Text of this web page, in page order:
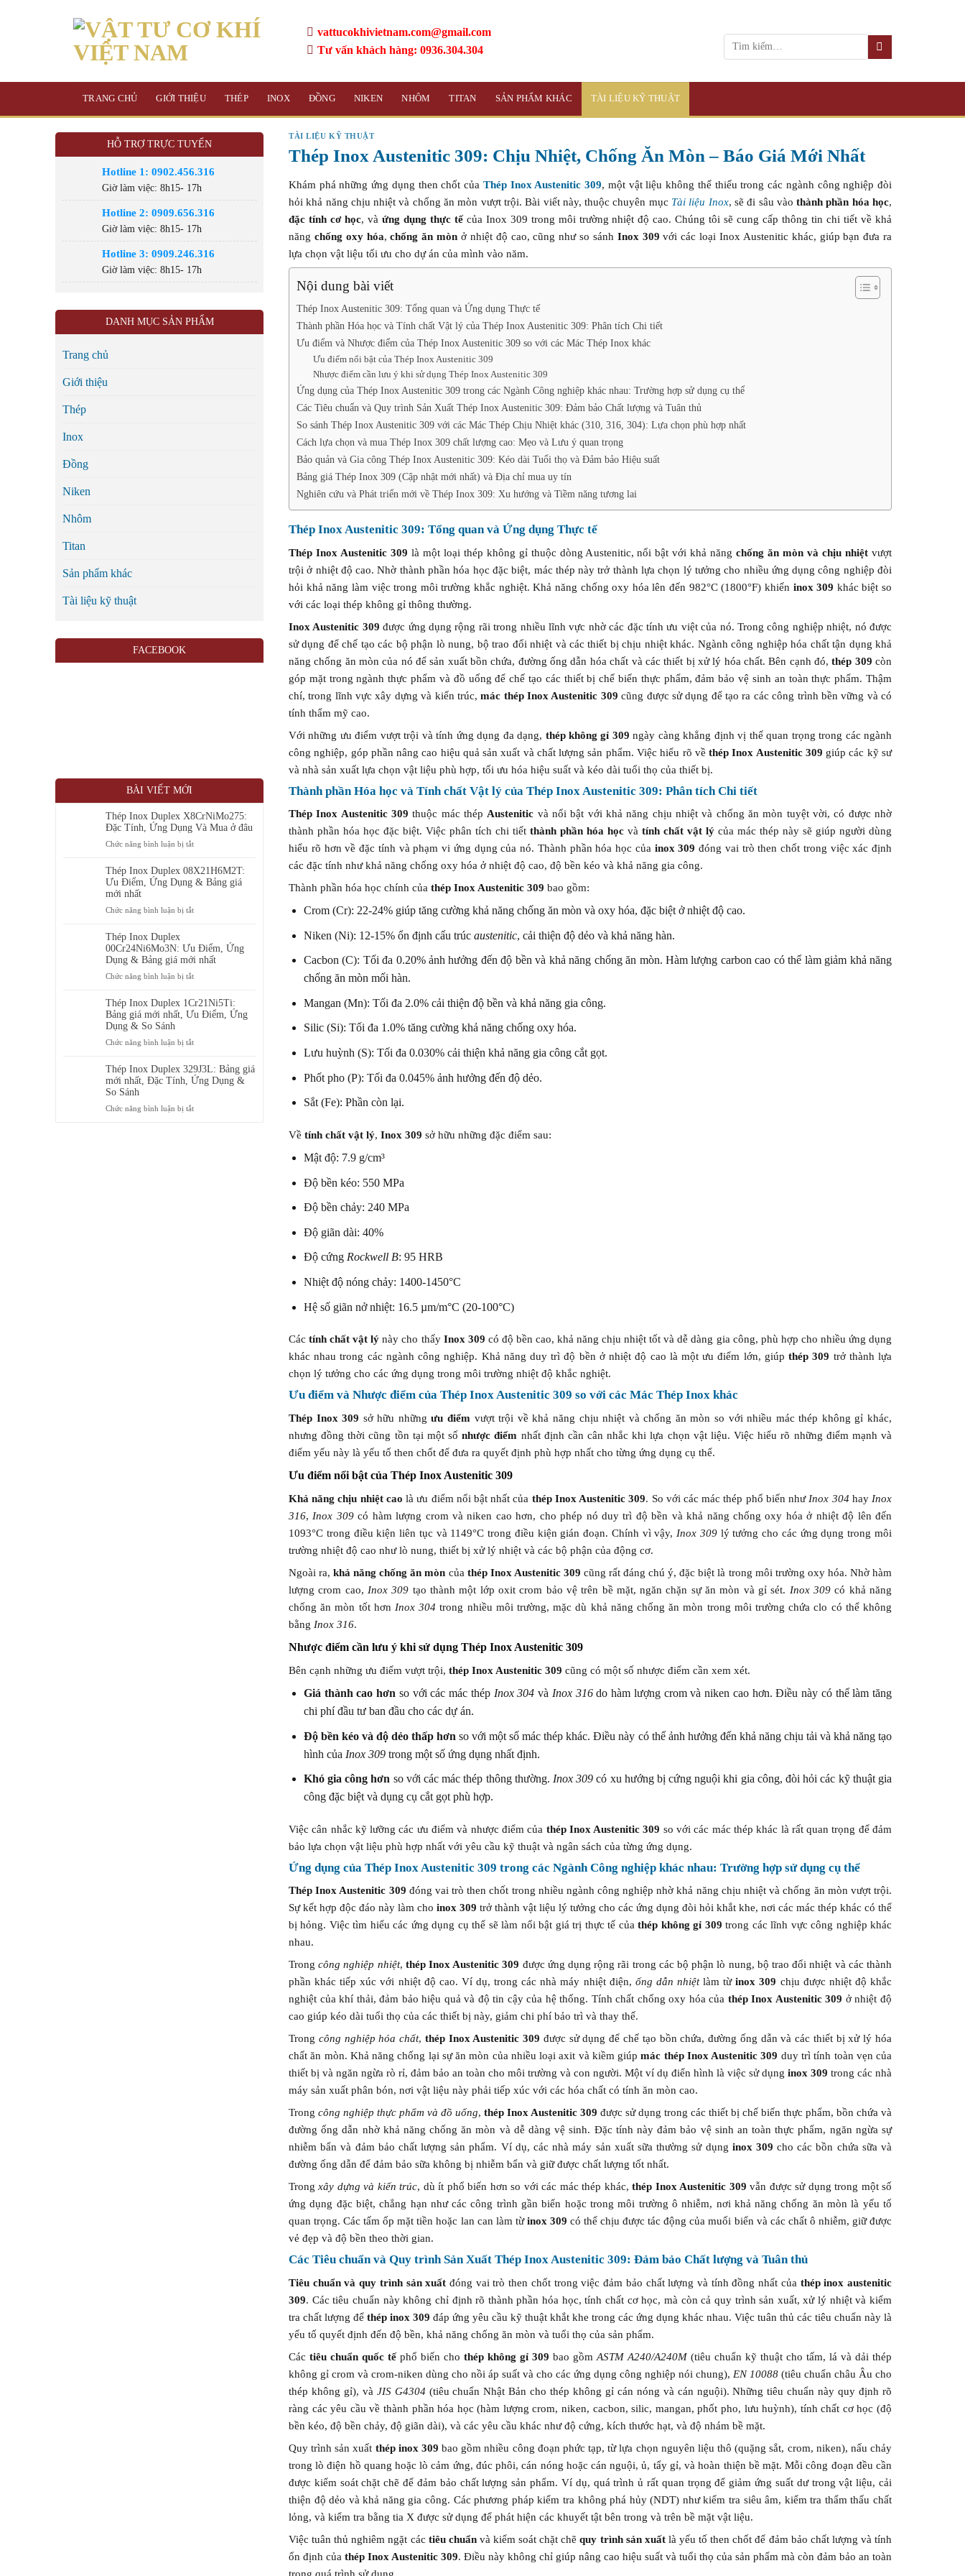
vattucokhivietnam.com@gmail.com
Tư vấn khách hàng: 0936.304.304
TRANG CHỦ GIỚI THIỆU THÉP INOX ĐỒNG NIKEN NHÔM TITAN SẢN PHẨM KHÁC TÀI LIỆU KỸ THUẬT
HỖ TRỢ TRỰC TUYẾN
Hotline 1: 0902.456.316
Giờ làm việc: 8h15- 17h
Hotline 2: 0909.656.316
Giờ làm việc: 8h15- 17h
Hotline 3: 0909.246.316
Giờ làm việc: 8h15- 17h
DANH MỤC SẢN PHẨM
Trang chủ
Giới thiệu
Thép
Inox
Đồng
Niken
Nhôm
Titan
Sản phẩm khác
Tài liệu kỹ thuật
FACEBOOK
BÀI VIẾT MỚI
Thép Inox Duplex X8CrNiMo275:
Đặc Tính, Ứng Dụng Và Mua ở đâu
Chức năng bình luận bị tắtở
Inox
Duplex
Và
Mua
ở
Thép Inox Duplex 08X21H6M2T:
Ưu Điểm, Ứng Dụng & Bảng giá
mới nhất
Chức năng bình luận bị tắtở
Duplex
08X21H6M2T:
Dụng
&
giá
nhất
Thép Inox Duplex
00Cr24Ni6Mo3N: Ưu Điểm, Ứng
Dụng & Bảng giá mới nhất
Chức năng bình luận bị tắtở
Inox
Duplex
Dụng
&
giá
Thép Inox Duplex 1Cr21Ni5Ti:
Bảng giá mới nhất, Ưu Điểm, Ứng
Dụng & So Sánh
Chức năng bình luận bị tắtở
Inox
Duplex
Thép Inox Duplex 329J3L: Bảng giá
mới nhất, Đặc Tính, Ứng Dụng &
So Sánh
Chức năng bình luận bị tắtở
TÀI LIỆU KỸ THUẬT
Thép Inox Austenitic 309: Chịu Nhiệt, Chống Ăn Mòn – Báo Giá Mới Nhất
Khám phá những ứng dụng then chốt của Thép Inox Austenitic 309, một vật liệu không thể thiếu trong các ngành công nghiệp đòi
hỏi khả năng chịu nhiệt và chống ăn mòn vượt trội. Bài viết này, thuộc chuyên mục Tài liệu Inox, sẽ đi sâu vàothành phần hóa học,
đặc tính cơ học, và ứng dụng thực tếcủa Inox 309 trong môi trường nhiệt độ cao. Chúng tôi sẽ cung cấp thông tin chi tiết về khả
năng chống oxy hóa,chống ăn mòn ở nhiệt độ cao, cũng như so sánh Inox 309 với các loại Inox Austenitic khác, giúp bạn đưa ra
lựa chọn vật liệu tối ưu cho dự án của mình vào năm.
Nội dung bài viết
Thép Inox Austenitic 309: Tổng quan và Ứng dụng Thực tế
Thành phần Hóa học và Tính chất Vật lý của Thép Inox Austenitic 309: Phân tích Chi tiết
Ưu điểm và Nhược điểm của Thép Inox Austenitic 309 so với các Mác Thép Inox khác
Ưu điểm nổi bật của Thép Inox Austenitic 309
Nhược điểm cần lưu ý khi sử dụng Thép Inox Austenitic 309
Ứng dụng của Thép Inox Austenitic 309 trong các Ngành Công nghiệp khác nhau: Trường hợp sử dụng cụ thể
Các Tiêu chuẩn và Quy trình Sản Xuất Thép Inox Austenitic 309: Đảm bảo Chất lượng và Tuân thủ
So sánh Thép Inox Austenitic 309 với các Mác Thép Chịu Nhiệt khác (310, 316, 304): Lựa chọn phù hợp nhất
Cách lựa chọn và mua Thép Inox 309 chất lượng cao: Mẹo và Lưu ý quan trọng
Bảo quản và Gia công Thép Inox Austenitic 309: Kéo dài Tuổi thọ và Đảm bảo Hiệu suất
Bảng giá Thép Inox 309 (Cập nhật mới nhất) và Địa chỉ mua uy tín
Nghiên cứu và Phát triển mới về Thép Inox 309: Xu hướng và Tiềm năng tương lai
Thép Inox Austenitic 309: Tổng quan và Ứng dụng Thực tế
Thép Inox Austenitic 309 là một loại thép không gỉ thuộc dòng Austenitic, nổi bật với khả năngchống ăn mòn và chịu nhiệt vượt
trội ở nhiệt độ cao. Nhờ thành phần hóa học đặc biệt, mác thép này trở thành lựa chọn lý tưởng cho nhiều ứng dụng công nghiệp đòi
hỏi khả năng làm việc trong môi trường khắc nghiệt. Khả năng chống oxy hóa lên đến 982°C (1800°F) khiến inox 309 khác biệt so
với các loại thép không gỉ thông thường.
Inox Austenitic 309 được ứng dụng rộng rãi trong nhiều lĩnh vực nhờ các đặc tính ưu việt của nó. Trong công nghiệp nhiệt, nó được
sử dụng để chế tạo các bộ phận lò nung, bộ trao đổi nhiệt và các thiết bị chịu nhiệt khác. Ngành công nghiệp hóa chất tận dụng khả
năng chống ăn mòn của nó để sản xuất bồn chứa, đường ống dẫn hóa chất và các thiết bị xử lý hóa chất. Bên cạnh đó,thép 309 còn
góp mặt trong ngành thực phẩm và đồ uống để chế tạo các thiết bị chế biến thực phẩm, đảm bảo vệ sinh an toàn thực phẩm. Thậm
chí, trong lĩnh vực xây dựng và kiến trúc,mác thép Inox Austenitic 309 cũng được sử dụng để tạo ra các công trình bền vững và có
tính thẩm mỹ cao.
Với những ưu điểm vượt trội và tính ứng dụng đa dạng, thép không gỉ 309 ngày càng khẳng định vị thế quan trọng trong các ngành
công nghiệp, góp phần nâng cao hiệu quả sản xuất và chất lượng sản phẩm. Việc hiểu rõ vềthép Inox Austenitic 309 giúp các kỹ sư
và nhà sản xuất lựa chọn vật liệu phù hợp, tối ưu hóa hiệu suất và kéo dài tuổi thọ của thiết bị.
Thành phần Hóa học và Tính chất Vật lý của Thép Inox Austenitic 309: Phân tích Chi tiết
Thép Inox Austenitic 309 thuộc mác thép Austenitic và nổi bật với khả năng chịu nhiệt và chống ăn mòn tuyệt vời, có được nhờ
thành phần hóa học đặc biệt. Việc phân tích chi tiết thành phần hóa học và tính chất vật lý của mác thép này sẽ giúp người dùng
hiểu rõ hơn về đặc tính và phạm vi ứng dụng của nó. Thành phần hóa học của inox 309 đóng vai trò then chốt trong việc xác định
các đặc tính như khả năng chống oxy hóa ở nhiệt độ cao, độ bền kéo và khả năng gia công.
Thành phần hóa học chính của thép Inox Austenitic 309 bao gồm:
Crom (Cr): 22-24% giúp tăng cường khả năng chống ăn mòn và oxy hóa, đặc biệt ở nhiệt độ cao.
Niken (Ni): 12-15% ổn định cấu trúc austenitic, cải thiện độ dẻo và khả năng hàn.
Cacbon (C): Tối đa 0.20% ảnh hưởng đến độ bền và khả năng chống ăn mòn. Hàm lượng carbon cao có thể làm giảm khả năng
chống ăn mòn mối hàn.
Mangan (Mn): Tối đa 2.0% cải thiện độ bền và khả năng gia công.
Silic (Si): Tối đa 1.0% tăng cường khả năng chống oxy hóa.
Lưu huỳnh (S): Tối đa 0.030% cải thiện khả năng gia công cắt gọt.
Phốt pho (P): Tối đa 0.045% ảnh hưởng đến độ dẻo.
Sắt (Fe): Phần còn lại.
Về tính chất vật lý, Inox 309 sở hữu những đặc điểm sau:
Mật độ: 7.9 g/cm³
Độ bền kéo: 550 MPa
Độ bền chảy: 240 MPa
Độ giãn dài: 40%
Độ cứng Rockwell B: 95 HRB
Nhiệt độ nóng chảy: 1400-1450°C
Hệ số giãn nở nhiệt: 16.5 µm/m°C (20-100°C)
Cáctính chất vật lý này cho thấy Inox 309 có độ bền cao, khả năng chịu nhiệt tốt và dễ dàng gia công, phù hợp cho nhiều ứng dụng
khác nhau trong các ngành công nghiệp. Khả năng duy trì độ bền ở nhiệt độ cao là một ưu điểm lớn, giúpthép 309 trở thành lựa
chọn lý tưởng cho các ứng dụng trong môi trường nhiệt độ khắc nghiệt.
Ưu điểm và Nhược điểm của Thép Inox Austenitic 309 so với các Mác Thép Inox khác
Thép Inox 309 sở hữu nhữngưu điểm vượt trội về khả năng chịu nhiệt và chống ăn mòn so với nhiều mác thép không gỉ khác,
nhưng đồng thời cũng tồn tại một sốnhược điểm nhất định cần cân nhắc khi lựa chọn vật liệu. Việc hiểu rõ những điểm mạnh và
điểm yếu này là yếu tố then chốt để đưa ra quyết định phù hợp nhất cho từng ứng dụng cụ thể.
Ưu điểm nổi bật của Thép Inox Austenitic 309
Khả năng chịu nhiệt cao là ưu điểm nổi bật nhất của thép Inox Austenitic 309. So với các mác thép phổ biến như Inox 304 hay Inox
316, Inox 309có hàm lượng crom và niken cao hơn, cho phép nó duy trì độ bền và khả năng chống oxy hóa ở nhiệt độ lên đến
1093°C trong điều kiện liên tục và 1149°C trong điều kiện gián đoạn. Chính vì vậy, Inox 309lý tưởng cho các ứng dụng trong môi
trường nhiệt độ cao như lò nung, thiết bị xử lý nhiệt và các bộ phận của động cơ.
Ngoài ra,khả năng chống ăn mòn của thép Inox Austenitic 309 cũng rất đáng chú ý, đặc biệt là trong môi trường oxy hóa. Nhờ hàm
lượng crom cao, Inox 309 tạo thành một lớp oxit crom bảo vệ trên bề mặt, ngăn chặn sự ăn mòn và gỉ sét. Inox 309 có khả năng
chống ăn mòn tốt hơn Inox 304 trong nhiều môi trường, mặc dù khả năng chống ăn mòn trong môi trường chứa clo có thể không
bằng Inox 316.
Nhược điểm cần lưu ý khi sử dụng Thép Inox Austenitic 309
Bên cạnh những ưu điểm vượt trội, thép Inox Austenitic 309 cũng có một số nhược điểm cần xem xét.
Giá thành cao hơn so với các mác thép Inox 304 và Inox 316do hàm lượng crom và niken cao hơn. Điều này có thể làm tăng
chi phí đầu tư ban đầu cho các dự án.
Độ bền kéo và độ dẻo thấp hơn so với một số mác thép khác. Điều này có thể ảnh hưởng đến khả năng chịu tải và khả năng tạo
hình của Inox 309trong một số ứng dụng nhất định.
Khó gia công hơn so với các mác thép thông thường. Inox 309 có xu hướng bị cứng nguội khi gia công, đòi hỏi các kỹ thuật gia
công đặc biệt và dụng cụ cắt gọt phù hợp.
Việc cân nhắc kỹ lưỡng các ưu điểm và nhược điểm của thép Inox Austenitic 309 so với các mác thép khác là rất quan trọng để đảm
bảo lựa chọn vật liệu phù hợp nhất với yêu cầu kỹ thuật và ngân sách của từng ứng dụng.
Ứng dụng của Thép Inox Austenitic 309 trong các Ngành Công nghiệp khác nhau: Trường hợp sử dụng cụ thể
Thép Inox Austenitic 309 đóng vai trò then chốt trong nhiều ngành công nghiệp nhờ khả năng chịu nhiệt và chống ăn mòn vượt trội.
Sự kết hợp độc đáo này làm cho inox 309 trở thành vật liệu lý tưởng cho các ứng dụng đòi hỏi khắt khe, nơi các mác thép khác có thể
bị hỏng. Việc tìm hiểu các ứng dụng cụ thể sẽ làm nổi bật giá trị thực tế củathép không gỉ 309 trong các lĩnh vực công nghiệp khác
nhau.
Trongcông nghiệp nhiệt, thép Inox Austenitic 309 được ứng dụng rộng rãi trong các bộ phận lò nung, bộ trao đổi nhiệt và các thành
phần khác tiếp xúc với nhiệt độ cao. Ví dụ, trong các nhà máy nhiệt điện, ống dẫn nhiệtlàm từinox 309 chịu được nhiệt độ khắc
nghiệt của khí thải, đảm bảo hiệu quả và độ tin cậy của hệ thống. Tính chất chống oxy hóa của thép Inox Austenitic 309 ở nhiệt độ
cao giúp kéo dài tuổi thọ của các thiết bị này, giảm chi phí bảo trì và thay thế.
Trong công nghiệp hóa chất, thép Inox Austenitic 309 được sử dụng để chế tạo bồn chứa, đường ống dẫn và các thiết bị xử lý hóa
chất ăn mòn. Khả năng chống lại sự ăn mòn của nhiều loại axit và kiềm giúpmác thép Inox Austenitic 309 duy trì tính toàn vẹn của
thiết bị và ngăn ngừa rò rỉ, đảm bảo an toàn cho môi trường và con người. Một ví dụ điển hình là việc sử dụng inox 309 trong các nhà
máy sản xuất phân bón, nơi vật liệu này phải tiếp xúc với các hóa chất có tính ăn mòn cao.
Trong công nghiệp thực phẩm và đồ uống, thép Inox Austenitic 309 được sử dụng trong các thiết bị chế biến thực phẩm, bồn chứa và
đường ống dẫn nhờ khả năng chống ăn mòn và dễ dàng vệ sinh. Đặc tính này đảm bảo vệ sinh an toàn thực phẩm, ngăn ngừa sự
nhiễm bẩn và đảm bảo chất lượng sản phẩm. Ví dụ, các nhà máy sản xuất sữa thường sử dụng inox 309 cho các bồn chứa sữa và
đường ống dẫn để đảm bảo sữa không bị nhiễm bẩn và giữ được chất lượng tốt nhất.
Trongxây dựng và kiến trúc, dù ít phổ biến hơn so với các mác thép khác,thép Inox Austenitic 309 vẫn được sử dụng trong một số
ứng dụng đặc biệt, chẳng hạn như các công trình gần biển hoặc trong môi trường ô nhiễm, nơi khả năng chống ăn mòn là yếu tố
quan trọng. Các tấm ốp mặt tiền hoặc lan can làm từinox 309 có thể chịu được tác động của muối biển và các chất ô nhiễm, giữ được
vẻ đẹp và độ bền theo thời gian.
Các Tiêu chuẩn và Quy trình Sản Xuất Thép Inox Austenitic 309: Đảm bảo Chất lượng và Tuân thủ
Tiêu chuẩn và quy trình sản xuất đóng vai trò then chốt trong việc đảm bảo chất lượng và tính đồng nhất của thép inox austenitic
309. Các tiêu chuẩn này không chỉ định rõ thành phần hóa học, tính chất cơ học, mà còn cả quy trình sản xuất, xử lý nhiệt và kiểm
tra chất lượng để thép inox 309 đáp ứng yêu cầu kỹ thuật khắt khe trong các ứng dụng khác nhau. Việc tuân thủ các tiêu chuẩn này là
yếu tố quyết định đến độ bền, khả năng chống ăn mòn và tuổi thọ của sản phẩm.
Các tiêu chuẩn quốc tếphổ biến cho thép không gỉ 309 bao gồm ASTM A240/A240M (tiêu chuẩn kỹ thuật cho tấm, lá và dải thép
không gỉ crom và crom-niken dùng cho nồi áp suất và cho các ứng dụng công nghiệp nói chung), EN 10088 (tiêu chuẩn châu Âu cho
thép không gỉ), và JIS G4304 (tiêu chuẩn Nhật Bản cho thép không gỉ cán nóng và cán nguội). Những tiêu chuẩn này quy định rõ
ràng các yêu cầu về thành phần hóa học (hàm lượng crom, niken, cacbon, silic, mangan, phốt pho, lưu huỳnh), tính chất cơ học (độ
bền kéo, độ bền chảy, độ giãn dài), và các yêu cầu khác như độ cứng, kích thước hạt, và độ nhám bề mặt.
Quy trình sản xuất thép inox 309 bao gồm nhiều công đoạn phức tạp, từ lựa chọn nguyên liệu thô (quặng sắt, crom, niken), nấu chảy
trong lò điện hồ quang hoặc lò cảm ứng, đúc phôi, cán nóng hoặc cán nguội, ủ, tẩy gỉ, và hoàn thiện bề mặt. Mỗi công đoạn đều cần
được kiểm soát chặt chẽ để đảm bảo chất lượng sản phẩm. Ví dụ, quá trình ủ rất quan trọng để giảm ứng suất dư trong vật liệu, cải
thiện độ dẻo và khả năng gia công. Các phương pháp kiểm tra không phá hủy (NDT) như kiểm tra siêu âm, kiểm tra thẩm thấu chất
lỏng, và kiểm tra bằng tia X được sử dụng để phát hiện các khuyết tật bên trong và trên bề mặt vật liệu.
Việc tuân thủ nghiêm ngặt các tiêu chuẩnvà kiểm soát chặt chẽquy trình sản xuấtlà yếu tố then chốt để đảm bảo chất lượng và tính
ổn định của thép Inox Austenitic 309. Điều này không chỉ giúp nâng cao hiệu suất và tuổi thọ của sản phẩm mà còn đảm bảo an toàn